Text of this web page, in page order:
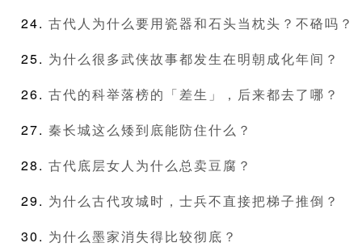
古代人为什么要用瓷器和石头当枕头？不硌吗？
为什么很多武侠故事都发生在明朝成化年间？
古代的科举落榜的「差生」，后来都去了哪？
秦长城这么矮到底能防住什么？
古代底层女人为什么总卖豆腐？
为什么古代攻城时，士兵不直接把梯子推倒？
为什么墨家消失得比较彻底？